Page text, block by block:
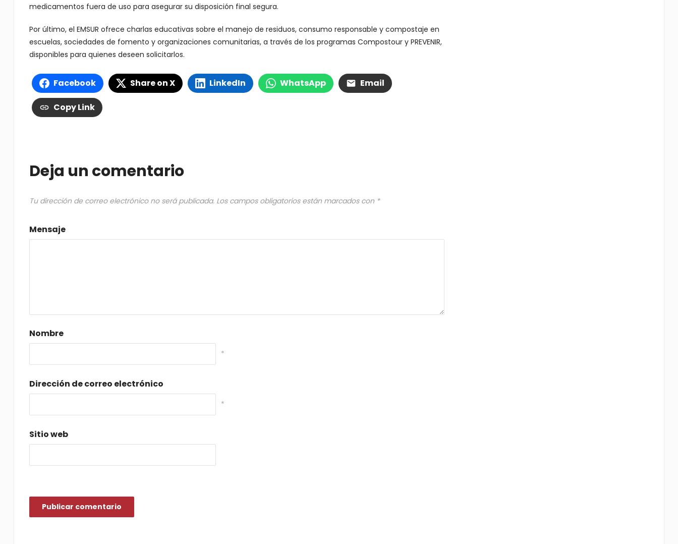
medicamentos fuera de uso para asegurar su disposición final segura.
Por último, el EMSUR ofrece charlas educativas sobre el manejo de residuos, consumo responsable y compostaje en
escuelas, sociedades de fomento y organizaciones comunitarias, a través de los programas Compostour y PREVENIR,
disponibles para quienes deseen solicitarlos.
Facebook Share on X LinkedIn WhatsApp Email
Copy Link
Deja un comentario
Tu dirección de correo electrónico no será publicada. Los campos obligatorios están marcados con *
Mensaje
Nombre
*
Dirección de correo electrónico
*
Sitio web